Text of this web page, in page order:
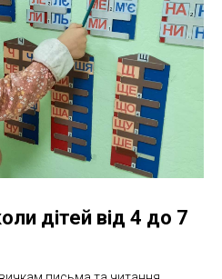
дітей від 4 до 7